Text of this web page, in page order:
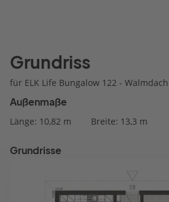
Grundriss
für ELK Life Bungalow 122 - Walmdach
Außenmaße
Länge: 10,82 m Breite: 13,3 m
Grundrisse